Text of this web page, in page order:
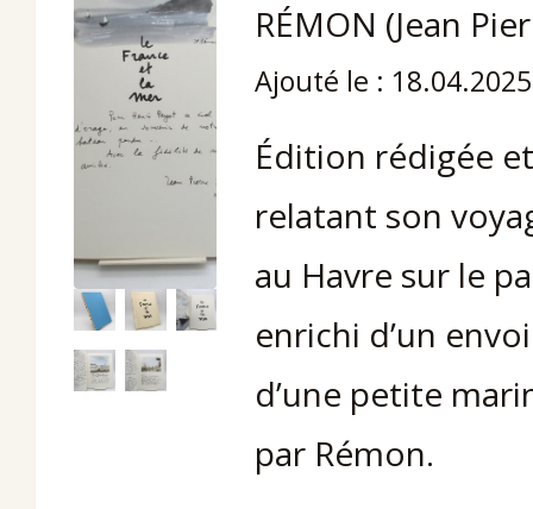
RÉMON (Jean
Ajouté le : 18.04.2025
Édition rédigée
relatant son
au Havre sur le
enrichi d’un
d’une petite
par Rémon.